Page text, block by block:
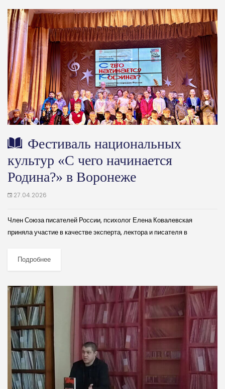
Фестиваль национальных
культур «С чего начинается
Родина?» в Воронеже
27.04.2026
Член Союза писателей России, психолог Елена Ковалевская
приняла участие в качестве эксперта, лектора и писателя в
посвящённого Году единства народов России, который прошёл...
Подробнее